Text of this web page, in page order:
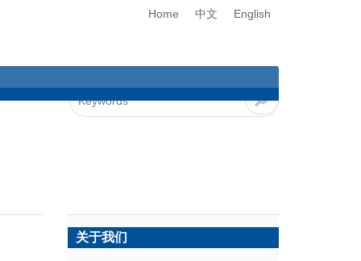
Home 中文 English
关于我们